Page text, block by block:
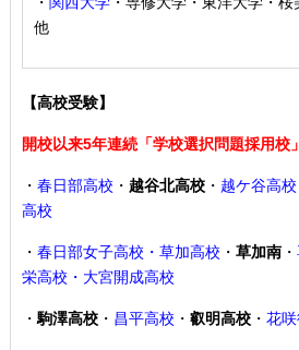
他
【高校受験】
開校以来5年連続「学校選択問題採用校
・ 春日部高校 ・ 越谷北高校・ 越ケ谷高
高校
・ 春日部女子高校・草加高校 ・ 草加南・
栄高校・大宮開成高校
・ 駒澤高校・ 昌平高校 ・ 叡明高校・ 花